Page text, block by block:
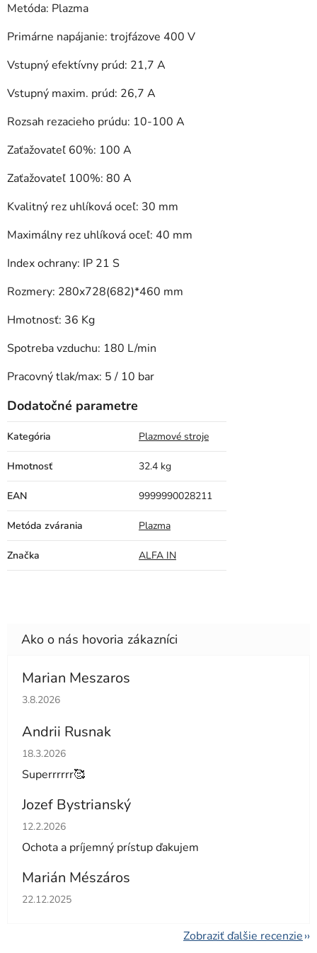
Metóda: Plazma
Primárne napájanie: trojfázove 400 V
Vstupný efektívny prúd: 21,7 A
Vstupný maxim. prúd: 26,7 A
Rozsah rezacieho prúdu: 10-100 A
Zaťažovateľ 60%: 100 A
Zaťažovateľ 100%: 80 A
Kvalitný rez uhlíková oceľ: 30 mm
Maximálny rez uhlíková oceľ: 40 mm
Index ochrany: IP 21 S
Rozmery: 280x728(682)*460 mm
Hmotnosť: 36 Kg
Spotreba vzduchu: 180 L/min
Pracovný tlak/max: 5 / 10 bar
Dodatočné parametre
Kategória Plazmové stroje
Hmotnosť 32.4 kg
EAN 9999990028211
Metóda zvárania Plazma
Značka ALFA IN
Marian Meszaros
Hodnotenie obchodu je 5 z 5 hviezdičiek.
3.8.2026
Andrii Rusnak
Hodnotenie obchodu je 5 z 5 hviezdičiek.
18.3.2026
Superrrrrr🥰
Jozef Bystrianský
Hodnotenie obchodu je 5 z 5 hviezdičiek.
12.2.2026
Ochota a príjemný prístup ďakujem
Marián Mészáros
Hodnotenie obchodu je 5 z 5 hviezdičiek.
22.12.2025
Zobraziť ďalšie recenzie